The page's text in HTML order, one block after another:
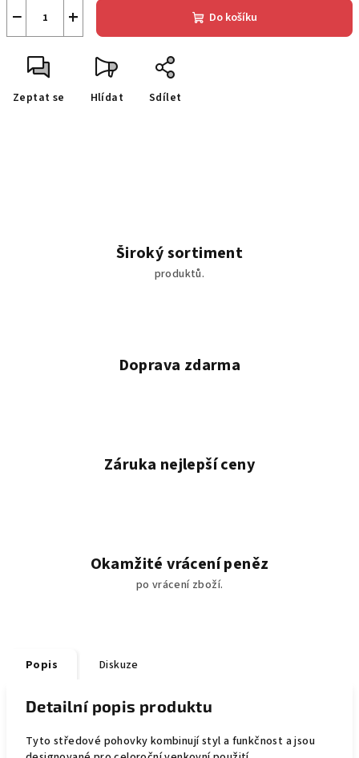
+
− Do košíku
Zeptat se Hlídat Sdílet
Široký sortiment
produktů.
Doprava zdarma
Záruka nejlepší ceny
Okamžité vrácení peněz
po vrácení zboží.
Popis Diskuze
Detailní popis produktu
Tyto středové pohovky kombinují styl a funkčnost a jsou